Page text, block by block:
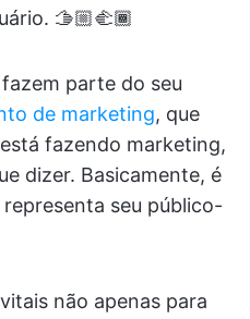
🫱🏼‍🫲🏾
parte do seu
de marketing, que
fazendo marketing,
dizer. Basicamente, é
seu público-
não apenas para